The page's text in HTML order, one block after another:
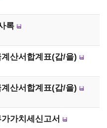
록
산서합계표(갑/을)
산서합계표(갑/을)
가치세신고서